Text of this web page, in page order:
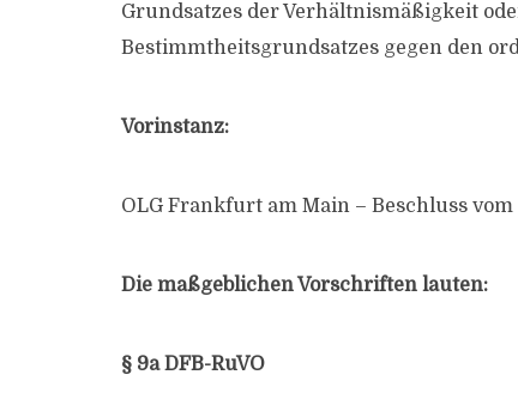
Grundsatzes der Verhältnismäßigkeit
Bestimmtheitsgrundsatzes gegen den
Vorinstanz:
OLG Frankfurt am Main – Beschluss
Die maßgeblichen Vorschriften lauten:
§ 9a DFB-RuVO